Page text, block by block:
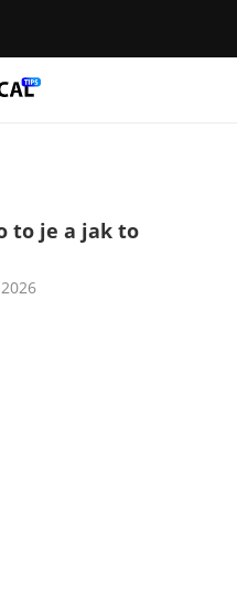
to je a jak to